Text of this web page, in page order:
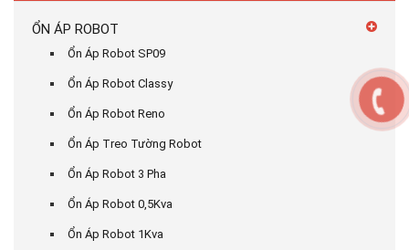
ỔN ÁP ROBOT
Ổn Áp Robot SP09
Ổn Áp Robot Classy
Ổn Áp Robot Reno
Ổn Áp Treo Tường Robot
Ổn Áp Robot 3 Pha
Ổn Áp Robot 0,5Kva
Ổn Áp Robot 1Kva